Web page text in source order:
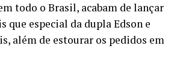
todo o Brasil, acabam de lançar
que especial da dupla Edson e
além de estourar os pedidos em